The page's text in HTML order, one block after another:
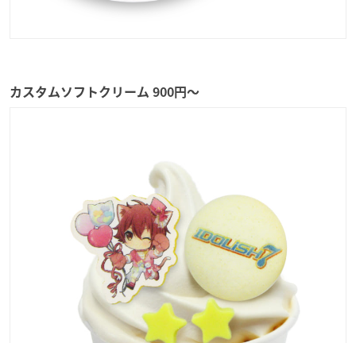
カスタムソフトクリーム 900円〜